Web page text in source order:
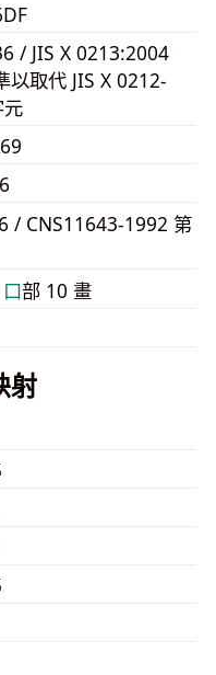
/ JIS X 0213:2004
以取代 JIS X 0212-
/ CNS11643-1992 第
⼝部 10 畫
射